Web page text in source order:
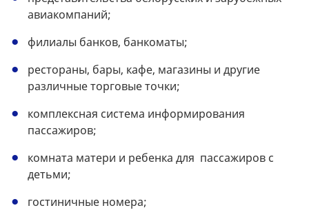
авиакомпаний;
филиалы банков, банкоматы;
рестораны, бары, кафе, магазины и другие
различные торговые точки;
комплексная система информирования
пассажиров;
комната матери и ребенка для пассажиров с
детьми;
гостиничные номера;